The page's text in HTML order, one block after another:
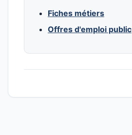
Fiches métiers
Offres d'emploi public